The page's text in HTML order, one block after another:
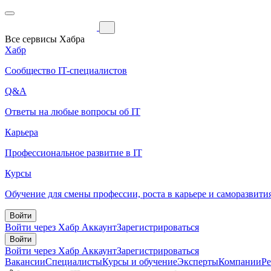
Все сервисы Хабра
Хабр
Сообщество IT-специалистов
Q&A
Ответы на любые вопросы об IT
Карьера
Профессиональное развитие в IT
Курсы
Обучение для смены профессии, роста в карьере и
Войти
Войти через Хабр АккаунтЗарегистрироваться
Войти
Войти через Хабр АккаунтЗарегистрироваться
ВакансииСпециалистыКурсы и обучениеЭкспертыКомпании